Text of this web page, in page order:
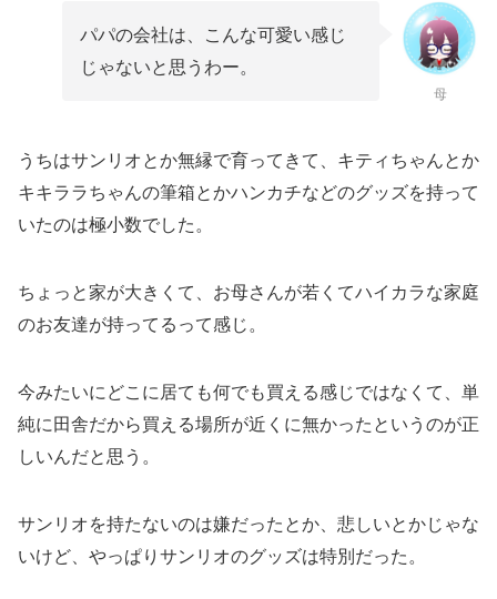
パパの会社は、こんな可愛い感じ
じゃないと思うわー。
母
うちはサンリオとか無縁で育ってきて、キティちゃんとか
キキララちゃんの筆箱とかハンカチなどのグッズを持って
いたのは極小数でした。
ちょっと家が大きくて、お母さんが若くてハイカラな家庭
のお友達が持ってるって感じ。
今みたいにどこに居ても何でも買える感じではなくて、単
純に田舎だから買える場所が近くに無かったというのが正
しいんだと思う。
サンリオを持たないのは嫌だったとか、悲しいとかじゃな
いけど、やっぱりサンリオのグッズは特別だった。